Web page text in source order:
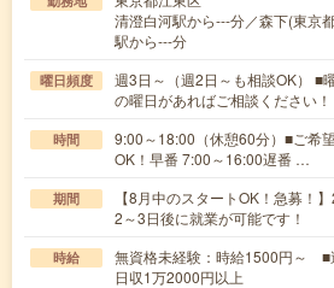
清澄白河駅から---分／森下(東京
駅から---分
曜日頻度
週3日～（週2日～も相談OK） ■
の曜日があればご相談ください！
時間
9:00～18:00（休憩60分）■ご希
OK！早番 7:00～16:00遅番 …
期間
【8月中のスタートOK！急募！
2～3日後に就業が可能です！
時給
無資格未経験：時給1500円～
日収1万2000円以上